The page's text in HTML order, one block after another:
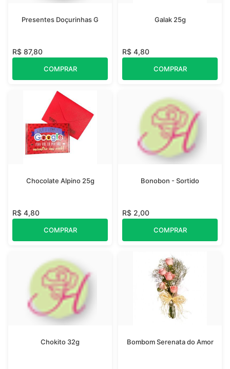
Presentes Doçurinhas G
R$ 87,80
COMPRAR
Galak 25g
R$ 4,80
COMPRAR
Chocolate Alpino 25g
R$ 4,80
COMPRAR
Bonobon - Sortido
R$ 2,00
COMPRAR
Chokito 32g Bombom Serenata do Amor